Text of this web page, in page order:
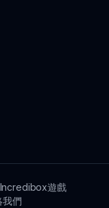
遊戲
我們